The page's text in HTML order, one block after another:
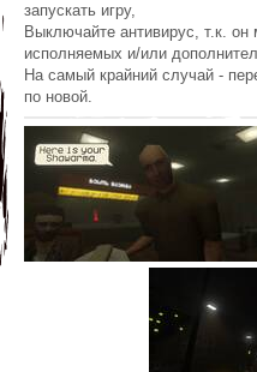
запускать игру,
Выключайте антивирус, т.к. он
исполняемых и/или
На самый крайний случай -
по новой.